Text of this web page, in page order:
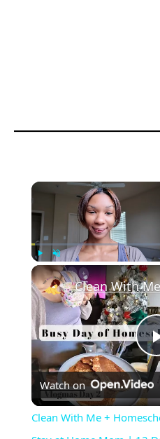
Play Unmute
Watch on
Clean With Me +